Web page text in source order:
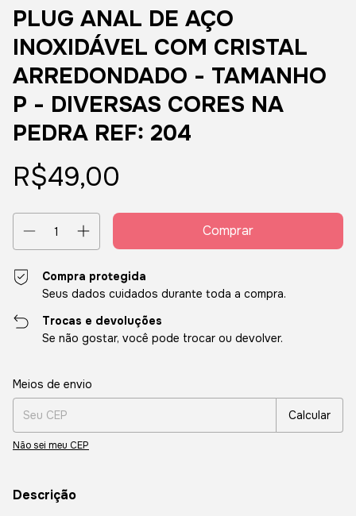
PLUG ANAL DE AÇO
INOXIDÁVEL COM CRISTAL
ARREDONDADO - TAMANHO
P - DIVERSAS CORES NA
PEDRA REF: 204
R$49,00
Compra protegida
Seus dados cuidados durante toda a compra.
Trocas e devoluções
Se não gostar, você pode trocar ou devolver.
Entregas para o CEP:
Meios de envio
Calcular
Não sei meu CEP
Descrição